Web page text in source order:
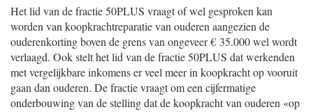
Het lid van de fractie 50PLUS vraagt of wel gesproken kan
worden van koopkrachtreparatie van ouderen aangezien de
ouderenkorting boven de grens van ongeveer € 35.000 wel wordt
verlaagd. Ook stelt het lid van de fractie 50PLUS dat werkenden
met vergelijkbare inkomens er veel meer in koopkracht op vooruit
gaan dan ouderen. De fractie vraagt om een cijfermatige
onderbouwing van de stelling dat de koopkracht van ouderen «op